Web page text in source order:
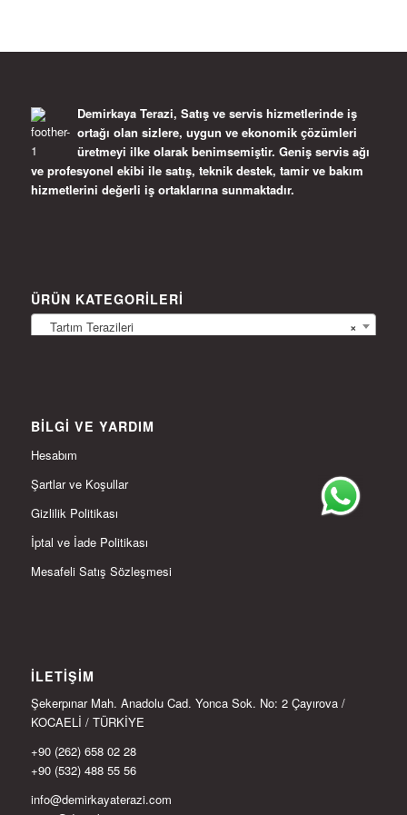
Demirkaya Terazi, Satış ve servis hizmetlerinde iş
ortağı olan sizlere, uygun ve ekonomik çözümleri
üretmeyi ilke olarak benimsemiştir. Geniş servis ağı
ve profesyonel ekibi ile satış, teknik destek, tamir ve bakım
hizmetlerini değerli iş ortaklarına sunmaktadır.
ÜRÜN KATEGORILERI
×
Tartım Terazileri
BILGI VE YARDIM
Hesabım
Şartlar ve Koşullar
Gizlilik Politikası
İptal ve İade Politikası
Mesafeli Satış Sözleşmesi
İLETIŞIM
Şekerpınar Mah. Anadolu Cad. Yonca Sok. No: 2 Çayırova /
KOCAELİ / TÜRKİYE
+90 (262) 658 02 28
+90 (532) 488 55 56
info@demirkayaterazi.com